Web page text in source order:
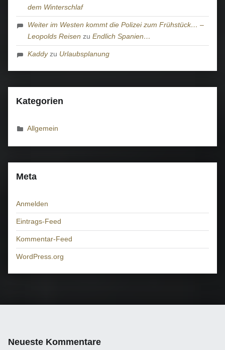
dem Winterschlaf
Weiter im Westen kommt die Polizei zum Frühstück… –
Leopolds Reisen zuEndlich Spanien…
Kaddyzu Urlaubsplanung
Kategorien
Allgemein
Meta
Anmelden
Eintrags-Feed
Kommentar-Feed
WordPress.org
Neueste Kommentare